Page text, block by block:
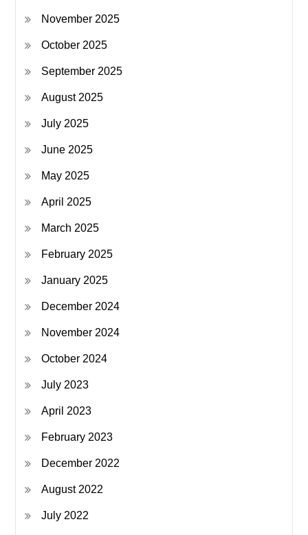
November 2025
October 2025
September 2025
August 2025
July 2025
June 2025
May 2025
April 2025
March 2025
February 2025
January 2025
December 2024
November 2024
October 2024
July 2023
April 2023
February 2023
December 2022
August 2022
July 2022